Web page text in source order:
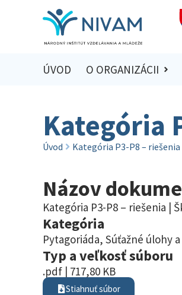
ÚVOD O ORGANIZÁCII
Kategória
Úvod Kategória P3-P8 –
Názov
Kategória P3-P8 – riešenia |
Kategória
Pytagoriáda, Súťažné úlohy
Typ a veľkosť súboru
.pdf | 717,80 KB
Stiahnuť súbor